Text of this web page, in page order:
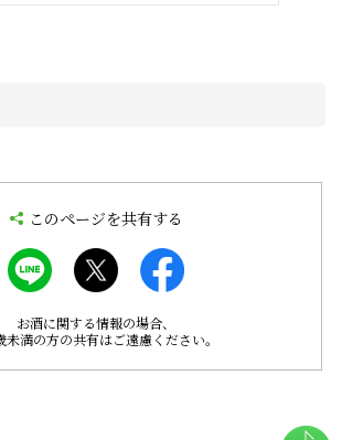
このページを共有する
お酒に関する情報の場合、
未満の方の共有はご遠慮ください。